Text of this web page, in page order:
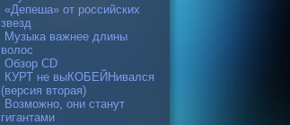
«Депеша» от российских
звезд
Музыка важнее длины
волос
Обзор CD
КУРТ не выКОБЕЙНивался
(версия вторая)
Возможно, они станут
гигантами